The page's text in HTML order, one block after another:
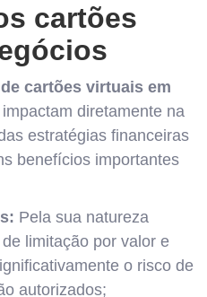
cartões
cartões virtuais em
diretamente na
estratégias financeiras
benefícios importantes
Pela sua natureza
limitação por valor e
o risco de
autorizados;